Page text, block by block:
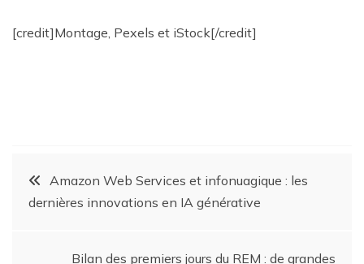
[credit]Montage, Pexels et iStock[/credit]
Amazon Web Services et infonuagique : les
dernières innovations en IA générative
Bilan des premiers jours du REM : de grandes